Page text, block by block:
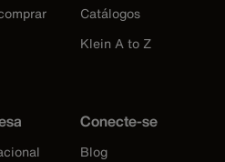
Catálogos
Klein A to Z
Conecte-se
Blog